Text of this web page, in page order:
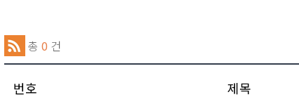
총 0 건
번호 제목